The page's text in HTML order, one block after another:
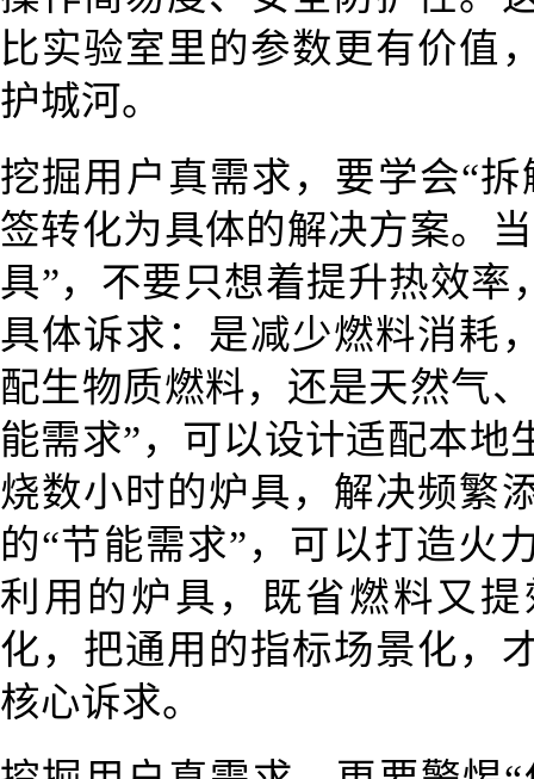
比实验室里的参数更有价值
护城河。
挖掘用户真需求，要学会“
签转化为具体的解决方案。
具”，不要只想着提升热效率
具体诉求：是减少燃料消耗
配生物质燃料，还是天然气
能需求”，可以设计适配本地
烧数小时的炉具，解决频繁
的“节能需求”，可以打造火
利用的炉具，既省燃料又
化，把通用的指标场景化，
核心诉求。